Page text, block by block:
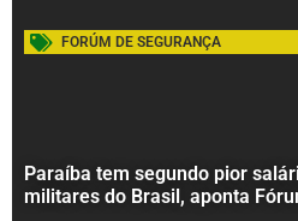
FORÚM DE SEGURANÇA
Paraíba tem segundo pior
militares do Brasil, aponta